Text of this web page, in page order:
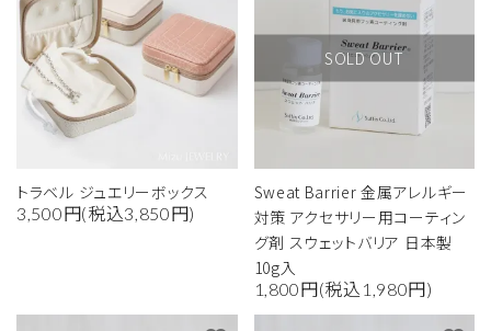
トラベル ジュエリーボックス
3,500円(税込3,850円)
SOLD OUT
Sweat Barrier 金属アレルギー
対策 アクセサリー用コーティン
グ剤 スウェットバリア 日本製
10g入
1,800円(税込1,980円)